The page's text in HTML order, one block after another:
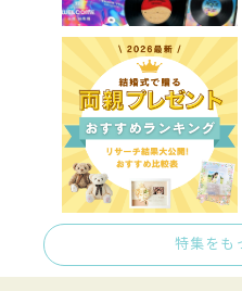
特集をも